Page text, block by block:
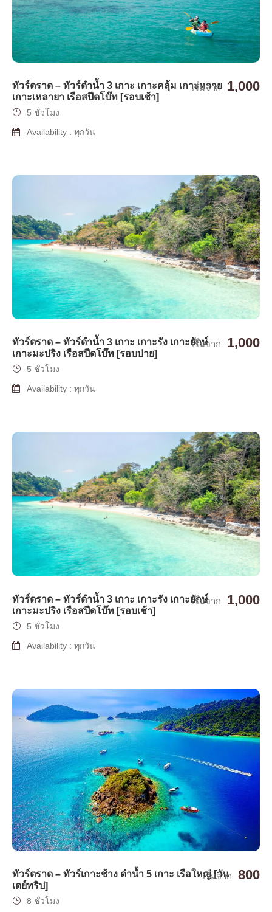
ทัวร์ตราด – ทัวร์ดำน้ำ 3 เกาะ เกาะคลุ้ม เกาะหวาย
เกาะเหลายา เรือสปีดโบ๊ท [รอบเช้า]
เริ่มจาก 1,000
5 ชั่วโมง
Availability : ทุกวัน
ทัวร์ตราด – ทัวร์ดำน้ำ 3 เกาะ เกาะรัง เกาะยักษ์
เกาะมะปริง เรือสปีดโบ๊ท [รอบบ่าย]
เริ่มจาก 1,000
5 ชั่วโมง
Availability : ทุกวัน
ทัวร์ตราด – ทัวร์ดำน้ำ 3 เกาะ เกาะรัง เกาะยักษ์
เกาะมะปริง เรือสปีดโบ๊ท [รอบเช้า]
เริ่มจาก 1,000
5 ชั่วโมง
Availability : ทุกวัน
ทัวร์ตราด – ทัวร์เกาะช้าง ดำน้ำ 5 เกาะ เรือใหญ่ [วัน
เดย์ทริป]
เริ่มจาก 800
8 ชั่วโมง